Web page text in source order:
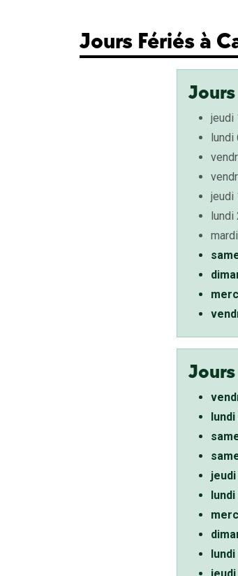
Jours Fériés à
jeudi
lundi
jeudi
lundi
jeudi
lundi
lundi